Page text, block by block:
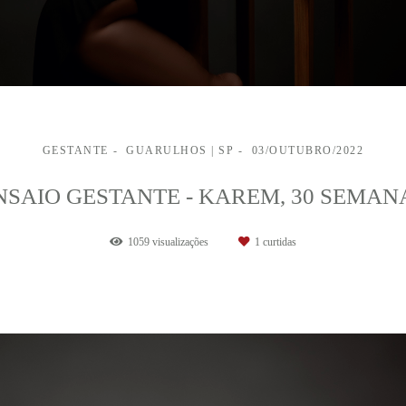
GESTANTE GUARULHOS | SP 03/OUTUBRO/2022
GESTANTE - KAREM, 30
1059 visualizações 1 curtidas